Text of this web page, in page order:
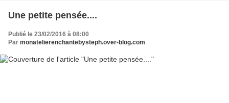
Une petite pensée....
Publié le 23/02/2016 à 08:00
Par monatelierenchantebysteph.over-blog.com